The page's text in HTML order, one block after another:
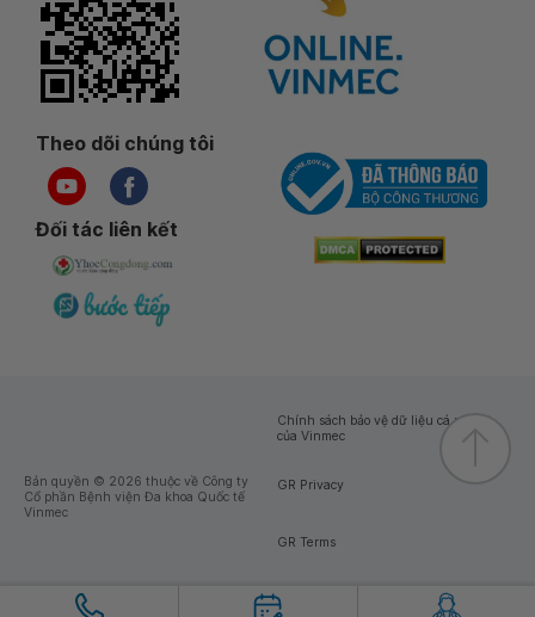
Theo dõi chúng tôi
Đối tác liên kết
Bản quyền © 2026 thuộc về Công ty
Cổ phần Bệnh viện Đa khoa Quốc tế
Vinmec
Chính sách bảo vệ dữ liệu cá nhân
của Vinmec
GR Privacy
GR Terms